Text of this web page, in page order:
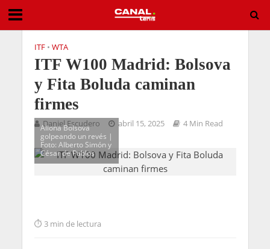
ITF • WTA
ITF W100 Madrid: Bolsova
y Fita Boluda caminan
firmes
Daniel Escudero abril 15, 2025 4 Min Read
Aliona Bolsova
golpeando un revés |
Foto: Alberto Simón y
César de Pablos
3 min de lectura